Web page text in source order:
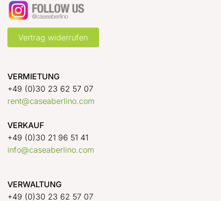
Vertrag widerrufen
VERMIETUNG
+49 (0)30 23 62 57 07
rent@caseaberlino.com
VERKAUF
+49 (0)30 21 96 51 41
info@caseaberlino.com
VERWALTUNG
+49 (0)30 23 62 57 07